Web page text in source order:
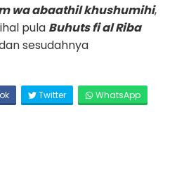
wa abaathil khushumihi,
pula Buhuts fi al Riba
sesudahnya
Twitter WhatsApp